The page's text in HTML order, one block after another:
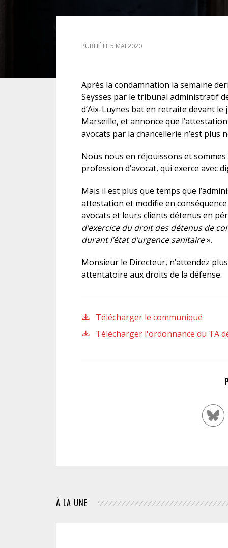
DROIT DES MINEURS
DROIT INTERNATIONAL
PUBLIÉ LE 5 MAI 2020
Après la condamnation la semaine
Seysses par le tribunal administratif
d’Aix-Luynes bat en retraite devant
Marseille, et annonce que
avocats par la chancellerie n’est plus
Nous nous en réjouissons et
profession d’avocat, qui exerce avec
Mais il est plus que temps que
attestation et modifie en
avocats et leurs clients détenus en
d’exercice du droit des détenus de
durant l’état d’urgence sanitaire».
Monsieur le Directeur, n’attendez
attentatoire aux droits de la défense.
Télécharger le communiqué
Télécharger l'ordonnance du TA
À LA UNE